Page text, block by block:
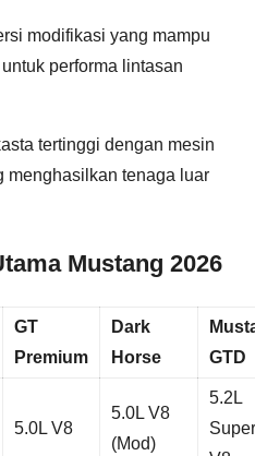
modifikasi yang mampu
performa lintasan
tertinggi dengan mesin
menghasilkan tenaga luar
Mustang 2026
GT
Premium
Dark
Horse
GTD
5.0L V8
5.0L V8
(Mod)
5.2L